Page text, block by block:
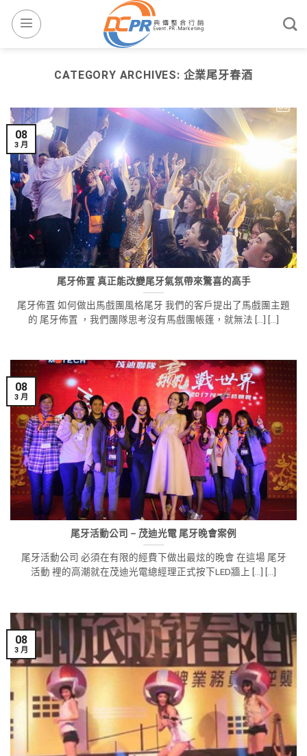
CATEGORY ARCHIVES: 企業尾牙春酒
尾牙佈置 真正能改變尾牙氣氛帶來驚喜的高手
尾牙佈置 如何做出馬戲團風格尾牙 我們的客戶提出了馬戲團主題
的 尾牙佈置 ，我們團隊思考沒有馬戲團帳篷，就無法 [...] [...]
08
3 月
尾牙活動公司 – 茂迪光電 尾牙晚會案例
尾牙活動公司 必須在有限的經費下做出最炫的晚會 在這場 尾牙
活動 裡的高潮就在茂迪光電總經理正式按下LED牆上 [...] [...]
08
3 月
08
3 月